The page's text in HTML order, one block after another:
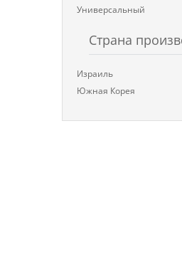
Универсальный
Страна
Израиль
Южная Корея